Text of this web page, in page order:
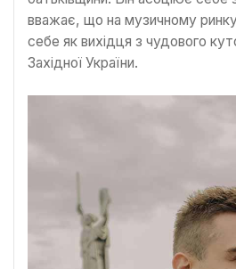
вважає, що на музичному
себе як вихідця з чудового
Західної України.